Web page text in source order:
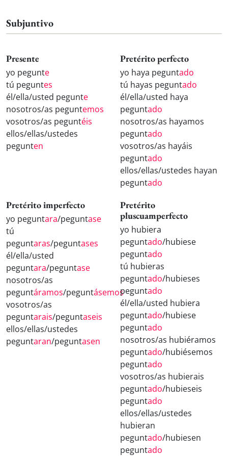
Subjuntivo
Presente
yo pegunte
tú peguntes
él/ella/usted pegunte
nosotros/as peguntemos
vosotros/as peguntéis
ellos/ellas/ustedes
pegunten
Pretérito perfecto
yo haya peguntado
tú hayas peguntado
él/ella/usted haya
peguntado
nosotros/as hayamos
peguntado
vosotros/as hayáis
peguntado
ellos/ellas/ustedes hayan
peguntado
Pretérito imperfecto
yo peguntara/peguntase
tú
peguntaras/peguntases
él/ella/usted
peguntara/peguntase
nosotros/as
peguntáramos/peguntásemos
vosotros/as
peguntarais/peguntaseis
ellos/ellas/ustedes
peguntaran/peguntasen
Pretérito
pluscuamperfecto
yo hubiera
peguntado/hubiese
peguntado
tú hubieras
peguntado/hubieses
peguntado
él/ella/usted hubiera
peguntado/hubiese
peguntado
nosotros/as hubiéramos
peguntado/hubiésemos
peguntado
vosotros/as hubierais
peguntado/hubieseis
peguntado
ellos/ellas/ustedes
hubieran
peguntado/hubiesen
peguntado